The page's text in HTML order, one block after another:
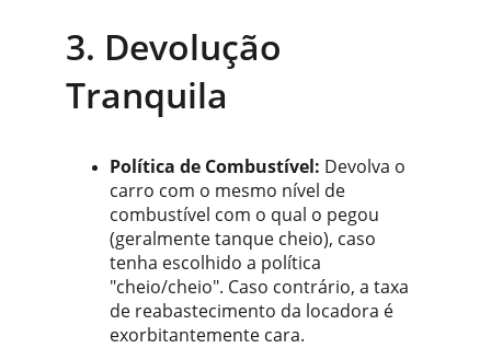
3. Devolução
Tranquila
Política de Combustível: Devolva o
carro com o mesmo nível de
combustível com o qual o pegou
(geralmente tanque cheio), caso
tenha escolhido a política
"cheio/cheio". Caso contrário, a taxa
de reabastecimento da locadora é
exorbitantemente cara.